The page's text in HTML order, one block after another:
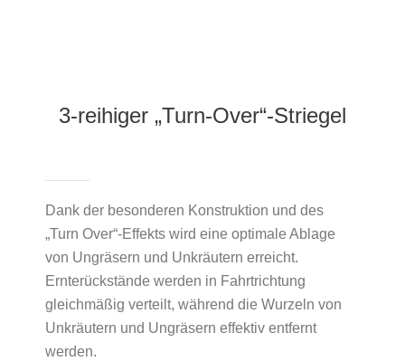
3-reihiger „Turn-Over“-Striegel
Dank der besonderen Konstruktion und des
„Turn Over“-Effekts wird eine optimale Ablage
von Ungräsern und Unkräutern erreicht.
Ernterückstände werden in Fahrtrichtung
gleichmäßig verteilt, während die Wurzeln von
Unkräutern und Ungräsern effektiv entfernt
werden.